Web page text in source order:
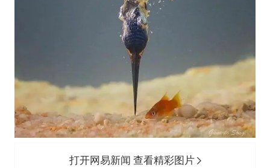
打开网易新闻 查看精彩图片